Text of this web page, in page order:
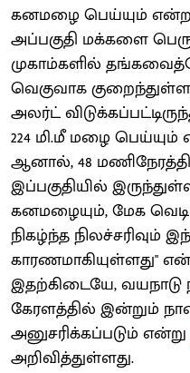
கனமழை பெய்யும் என்ற
அப்பகுதி மக்களை
முகாம்களில்
வெகுவாக
அலர்ட்
224 மி.மீ மழை
ஆனால், 48
இப்பகுதியில்
கனமழையும், மேக
நிகழ்ந்த நிலச்சரிவும்
காரணமாகியுள்ளது"
இதற்கிடையே, வயநாடு
கேரளத்தில் இன்றும்
அனுசரிக்கப்படும் என்று
அறிவித்துள்ளது.